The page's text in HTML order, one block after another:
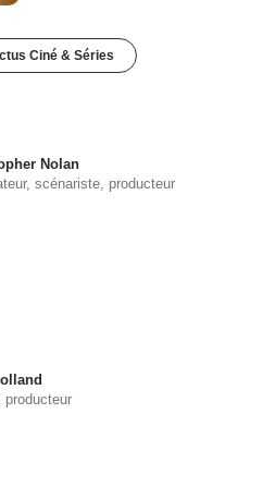
Ciné & Séries
Nolan
scénariste, producteur
producteur